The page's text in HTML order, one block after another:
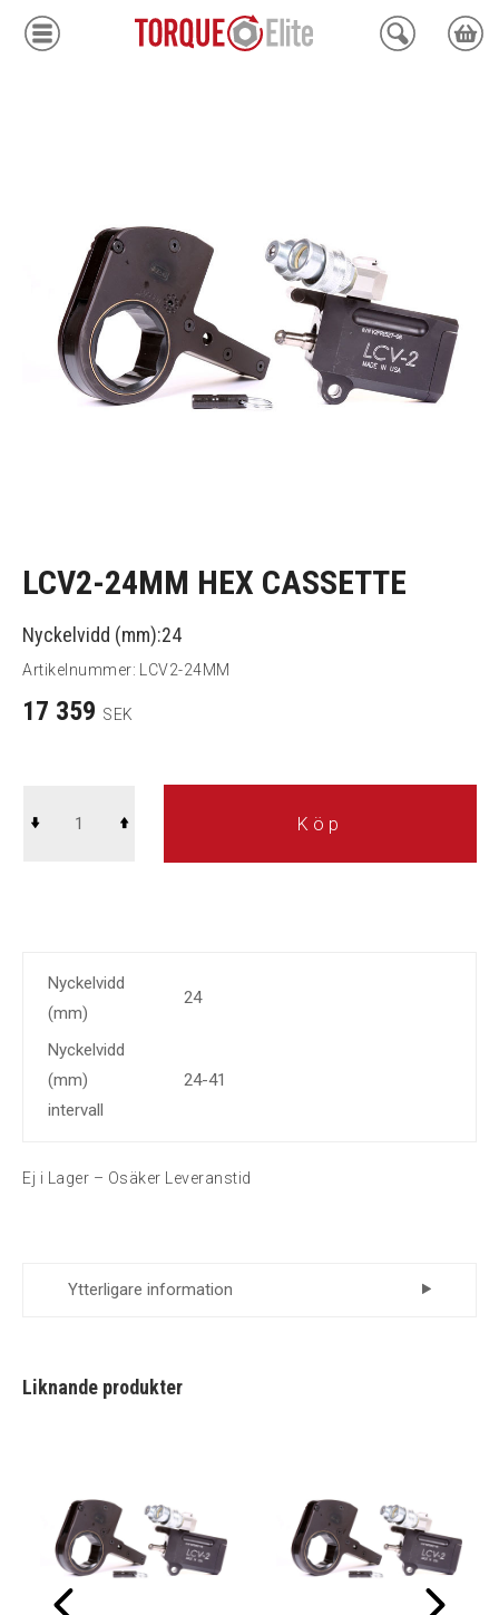
Avdragare
Mätinstrument
Tjänster
Kundcenter
LCV2-24MM HEX CASSETTE
Nyckelvidd (mm):24
Artikelnummer: LCV2-24MM
17 359 SEK
Köp
Nyckelvidd
(mm)
24
Nyckelvidd
(mm)
intervall
24-41
Ej i Lager – Osäker Leveranstid
Ytterligare information
Liknande produkter